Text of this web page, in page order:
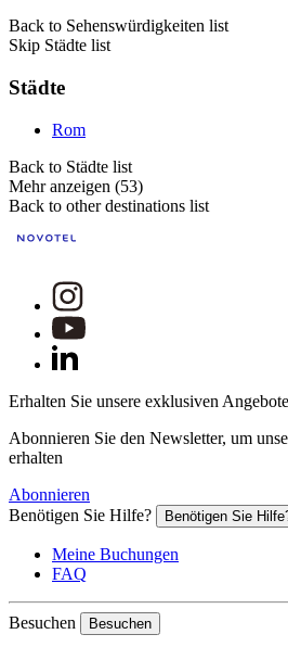
Back to Sehenswürdigkeiten list
Skip Städte list
Städte
Rom
Back to Städte list
Mehr anzeigen (53)
Back to other destinations list
Erhalten Sie unsere exklusiven Angebote
Abonnieren Sie den Newsletter, um
erhalten
Abonnieren
Benötigen Sie Hilfe?
Benötigen Sie
Meine Buchungen
FAQ
Besuchen Besuchen